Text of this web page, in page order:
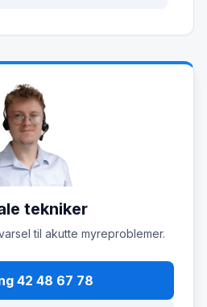
tekniker
til akutte myreproblemer.
42 48 67 78